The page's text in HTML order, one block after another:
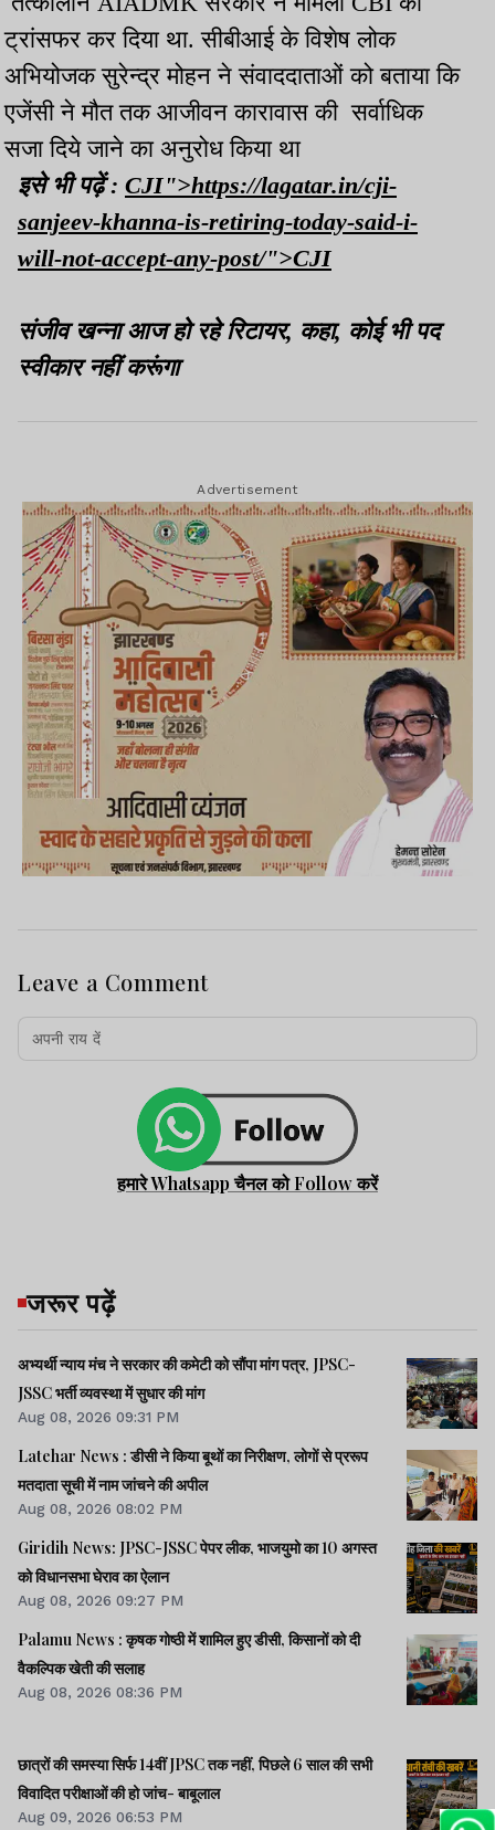
ट्रांसफर कर दिया था. सीबीआई के विशेष लोक
अभियोजक सुरेन्द्र मोहन ने संवाददाताओं को बताया कि
एजेंसी ने मौत तक आजीवन कारावास की सर्वाधिक
सजा दिये जाने का अनुरोध किया था
इसे भी पढ़ें : CJI">https://lagatar.in/cji-
sanjeev-khanna-is-retiring-today-said-i-
will-not-accept-any-post/">CJI
संजीव खन्ना आज हो रहे रिटायर, कहा, कोई भी पद
स्वीकार नहीं करूंगा
Advertisement
Leave a Comment
हमारे Whatsapp चैनल को Follow करें
जरूर पढ़ें
अभ्यर्थी न्याय मंच ने सरकार की कमेटी को सौंपा मांग पत्र, JPSC-
JSSC भर्ती व्यवस्था में सुधार की मांग
Aug 08, 2026 09:31 PM
Latehar News : डीसी ने किया बूथों का निरीक्षण, लोगों से प्ररूप
मतदाता सूची में नाम जांचने की अपील
Aug 08, 2026 08:02 PM
Giridih News: JPSC-JSSC पेपर लीक, भाजयुमो का 10 अगस्त
को विधानसभा घेराव का ऐलान
Aug 08, 2026 09:27 PM
Palamu News : कृषक गोष्ठी में शामिल हुए डीसी, किसानों को दी
वैकल्पिक खेती की सलाह
Aug 08, 2026 08:36 PM
छात्रों की समस्या सिर्फ 14वीं JPSC तक नहीं, पिछले 6 साल की सभी
विवादित परीक्षाओं की हो जांच- बाबूलाल
Aug 09, 2026 06:53 PM